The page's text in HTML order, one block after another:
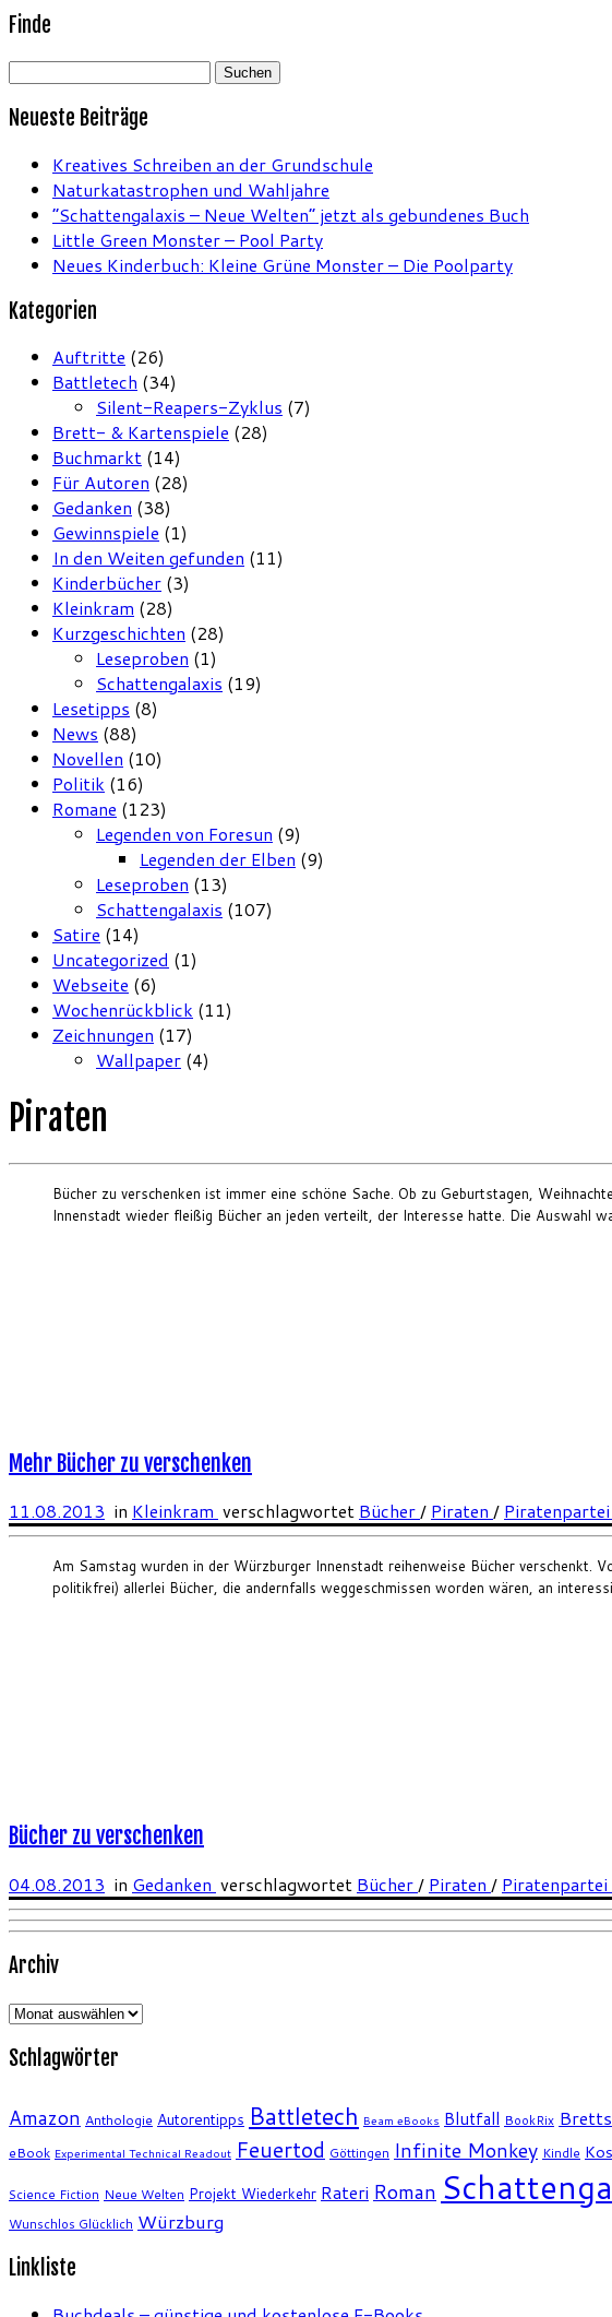
Finde
Suchen
Neueste Beiträge
Kreatives Schreiben an der Grundschule
Naturkatastrophen und Wahljahre
“Schattengalaxis – Neue Welten” jetzt als gebundenes Buch
Little Green Monster – Pool Party
Neues Kinderbuch: Kleine Grüne Monster – Die Poolparty
Kategorien
Auftritte (26)
Battletech (34)
Silent-Reapers-Zyklus (7)
Brett- & Kartenspiele (28)
Buchmarkt (14)
Für Autoren (28)
Gedanken (38)
Gewinnspiele (1)
In den Weiten gefunden (11)
Kinderbücher (3)
Kleinkram (28)
Kurzgeschichten (28)
Leseproben (1)
Schattengalaxis (19)
Lesetipps (8)
News (88)
Novellen (10)
Politik (16)
Romane (123)
Legenden von Foresun (9)
Legenden der Elben (9)
Leseproben (13)
Schattengalaxis (107)
Satire (14)
Uncategorized (1)
Webseite (6)
Wochenrückblick (11)
Zeichnungen (17)
Wallpaper (4)
Piraten
Bücher zu verschenken ist immer eine schöne Sache. Ob zu Geburtstagen,
Innenstadt wieder fleißig Bücher an jeden verteilt, der Interesse hatte. Die Auswahl
Mehr Bücher zu verschenken
11.08.2013 in Kleinkram verschlagwortet Bücher/ Piraten / Piratenpartei
Am Samstag wurden in der Würzburger Innenstadt reihenweise Bücher verschenkt.
politikfrei) allerlei Bücher, die andernfalls weggeschmissen worden wären, an
Bücher zu verschenken
04.08.2013 in Gedanken verschlagwortet Bücher / Piraten / Piratenpartei
Archiv
Archiv
Schlagwörter
Amazon Anthologie Autorentipps Battletech Beam eBooks Blutfall BookRix
eBook Experimental Technical Readout Feuertod Göttingen Infinite Monkey Kindle
Science Fiction Neue Welten Projekt Wiederkehr Rateri Roman
Wunschlos Glücklich Würzburg
Linkliste